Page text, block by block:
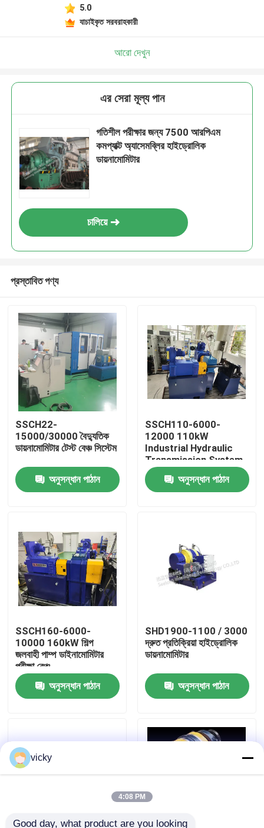
আমাদের সম্বন্ধে
কারখানা ভ্রমণ
গুণগত মান নিয়ন্ত্রণ
যোগাযোগ করুন
মামলা
হাই স্পিড ডায়নামিটার
5.0
যাচাইকৃত সরবরাহকারী
আরো দেখুন
এর সেরা মূল্য পান
গতিশীল পরীক্ষার জন্য 7500 আরপিএম
কমপ্যাক্ট অ্যাসেমব্লির হাইড্রোলিক
ডায়নামোমিটার
চালিয়ে
প্রস্তাবিত পণ্য
SSCH22-
15000/30000 বৈদ্যুতিক
ডায়নামোমিটার টেস্ট বেঞ্চ সিস্টেম
অনুসন্ধান পাঠান
SSCH110-6000-
12000 110kW
Industrial Hydraulic
Transmission System
Test Bench
অনুসন্ধান পাঠান
SSCH160-6000-
10000 160kW শিল্প
জলবাহী পাম্প ডাইনামোমিটার
পরীক্ষা বেঞ্চ
অনুসন্ধান পাঠান
SHD1900-1100 / 3000
দ্রুত প্রতিক্রিয়া হাইড্রোলিক
ডায়নামোমিটার
অনুসন্ধান পাঠান
vicky
4:08 PM
Good day, what product are you looking